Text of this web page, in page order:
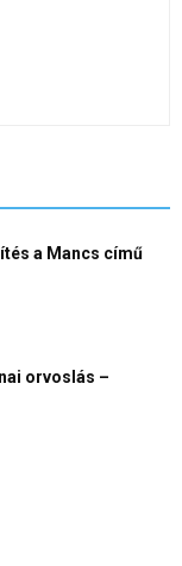
a Mancs című
orvoslás –